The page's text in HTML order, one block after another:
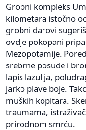
Grobni kompleks
kilometara istočno
grobni darovi
ovdje pokopani
Mezopotamije.
srebrne posude i
lapis lazulija,
jarko plave boje.
muških kopitara.
traumama,
prirodnom smrću.